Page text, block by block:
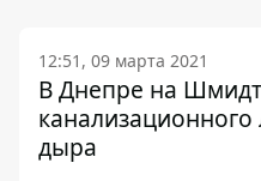
12:51, 09 марта 2021
В Днепре на
дыра